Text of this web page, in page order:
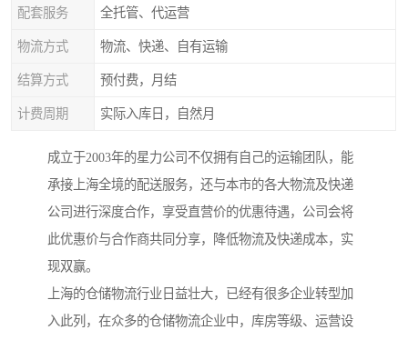
配套服务 全托管、代运营
物流方式 物流、快递、自有运输
结算方式 预付费，月结
计费周期 实际入库日，自然月
成立于2003年的星力公司不仅拥有自己的运输团队，能
承接上海全境的配送服务，还与本市的各大物流及快递
公司进行深度合作，享受直营价的优惠待遇，公司会将
此优惠价与合作商共同分享，降低物流及快递成本，实
现双赢。
上海的仓储物流行业日益壮大，已经有很多企业转型加
入此列，在众多的仓储物流企业中，库房等级、运营设